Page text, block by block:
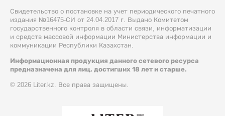
Свидетельство о постановке на учет периодического печатного
издания №16475-СИ от 24.04.2017 г. Выдано Комитетом
государственного контроля в области связи, информатизации
и средств массовой информации Министерства информации и
коммуникации Республики Казахстан.
Информационная продукция данного сетевого ресурса
предназначена для лиц, достигших 18 лет и старше.
© 2026 Liter.kz. Все права защищены.